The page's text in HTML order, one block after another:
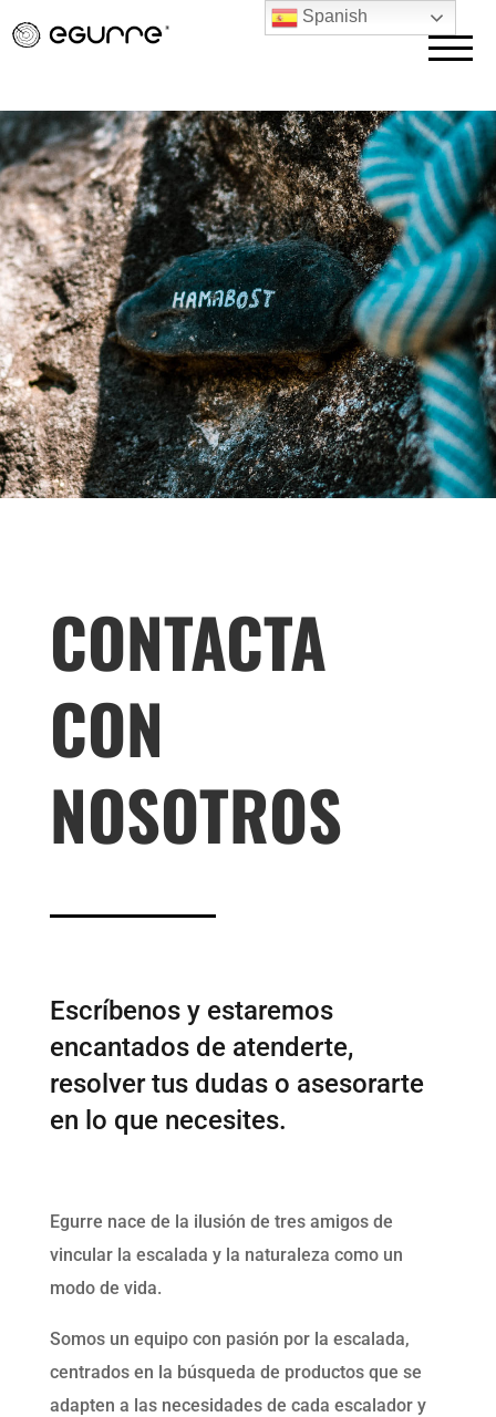
CONTACTA
CON
NOSOTROS
Escríbenos y estaremos
encantados de atenderte,
resolver tus dudas o asesorarte
en lo que necesites.
​Egurre nace de la ilusión de tres amigos de
vincular la escalada y la naturaleza como un
modo de vida.
Somos un equipo con pasión por la escalada,
centrados en la búsqueda de productos que se
adapten a las necesidades de cada escalador y
Spanish